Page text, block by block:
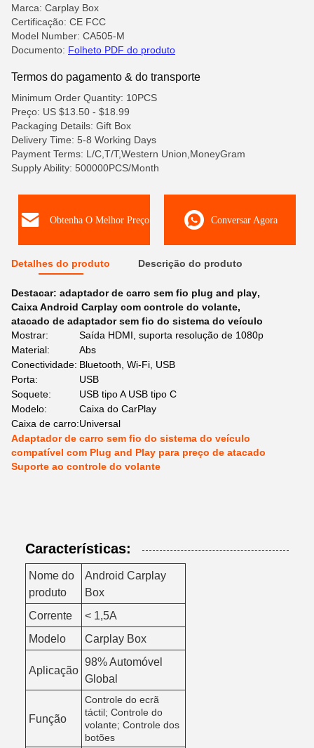
Marca: Carplay Box
Certificação: CE FCC
Model Number: CA505-M
Documento: Folheto PDF do produto
Termos do pagamento & do transporte
Minimum Order Quantity: 10PCS
Preço: US $13.50 - $18.99
Packaging Details: Gift Box
Delivery Time: 5-8 Working Days
Payment Terms: L/C,T/T,Western Union,MoneyGram
Supply Ability: 500000PCS/Month
Obtenha O Melhor Preço Conversar Agora
Detalhes do produto Descrição do produto
Destacar: adaptador de carro sem fio plug and play,
Caixa Android Carplay com controle do volante,
atacado de adaptador sem fio do sistema do veículo
Mostrar:
Saída HDMI, suporta resolução de 1080p
Material:
Abs
Conectividade: Bluetooth, Wi-Fi, USB
Porta:
USB
Soquete:
USB tipo A USB tipo C
Modelo:
Caixa do CarPlay
Caixa de carro:Universal
Adaptador de carro sem fio do sistema do veículo
compatível com Plug and Play para preço de atacado
Suporte ao controle do volante
Características:
Nome do
produto
Android Carplay
Box
Corrente
< 1,5A
Modelo
Carplay Box
Aplicação
98% Automóvel
Global
Função
Controle do ecrã
táctil; Controle do
volante; Controle dos
botões